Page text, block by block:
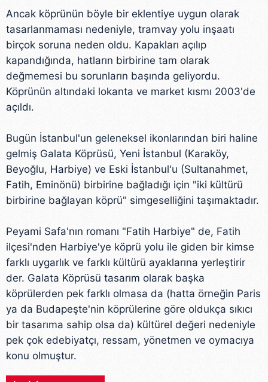
Ancak köprünün böyle bir eklentiye uygun olarak
tasarlanmaması nedeniyle, tramvay yolu inşaatı
birçok soruna neden oldu. Kapakları açılıp
kapandığında, hatların birbirine tam olarak
değmemesi bu sorunların başında geliyordu.
Köprünün altındaki lokanta ve market kısmı 2003'de
açıldı.
Bugün İstanbul'un geleneksel ikonlarından biri haline
gelmiş Galata Köprüsü, Yeni İstanbul (Karaköy,
Beyoğlu, Harbiye) ve Eski İstanbul'u (Sultanahmet,
Fatih, Eminönü) birbirine bağladığı için "iki kültürü
birbirine bağlayan köprü" simgeselliğini taşımaktadır.
Peyami Safa'nın romanı "Fatih Harbiye" de, Fatih
ilçesi'nden Harbiye'ye köprü yolu ile giden bir kimse
farklı uygarlık ve farklı kültürü ayaklarına yerleştirir
der. Galata Köprüsü tasarım olarak başka
köprülerden pek farklı olmasa da (hatta örneğin Paris
ya da Budapeşte'nin köprülerine göre oldukça sıkıcı
bir tasarıma sahip olsa da) kültürel değeri nedeniyle
pek çok edebiyatçı, ressam, yönetmen ve oymacıya
konu olmuştur.